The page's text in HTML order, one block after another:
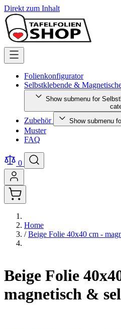
Direkt zum Inhalt
Folienkonfigurator
Selbstklebende &
Show submenu for
Zubehör Show submenu
Muster
FAQ
0
Home
/ Beige Folie 40x40 cm -
Beige Folie
magnetisch &